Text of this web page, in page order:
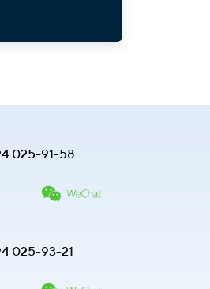
025-91-58
025-93-21